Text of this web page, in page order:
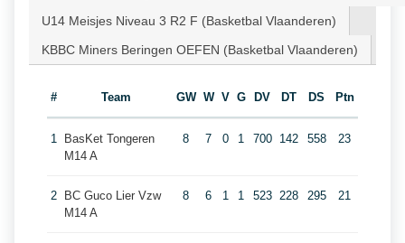
U14 Meisjes Niveau 3 R2 F (Basketbal Vlaanderen)
KBBC Miners Beringen OEFEN (Basketbal Vlaanderen)
# Team GW W V G DV DT DS Ptn
1
BasKet Tongeren
M14 A
8 7 0 1 700 142 558 23
2
BC Guco Lier Vzw
M14 A
8 6 1 1 523 228 295 21